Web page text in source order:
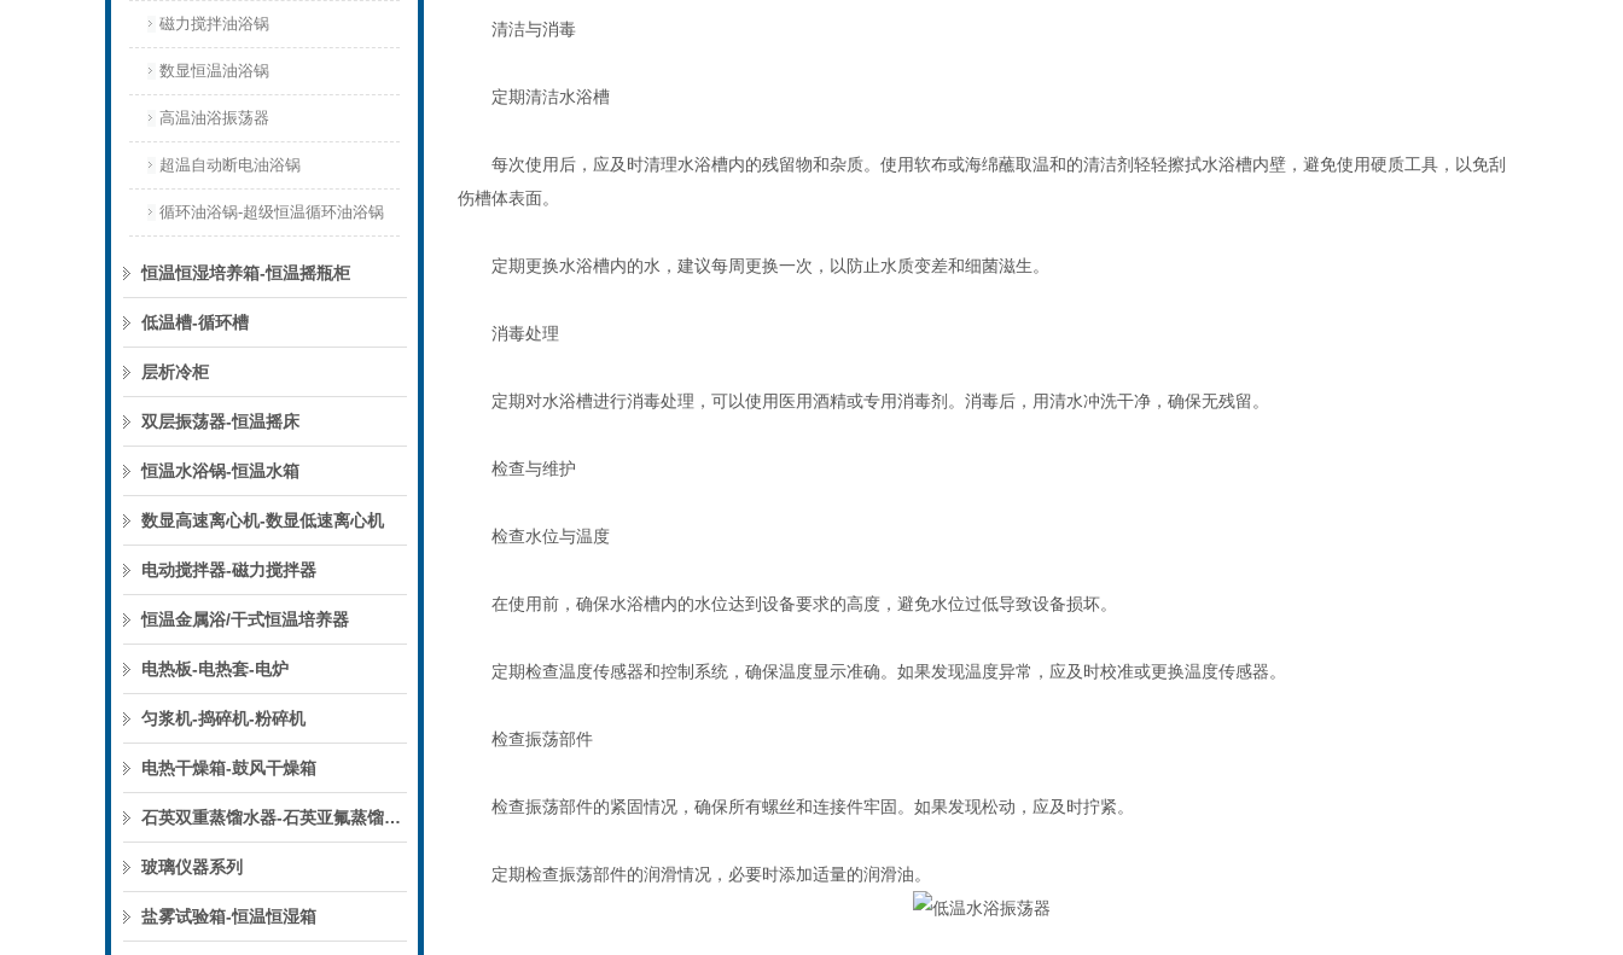
磁力搅拌油浴锅
数显恒温油浴锅
高温油浴振荡器
超温自动断电油浴锅
循环油浴锅-超级恒温循环油浴锅
恒温恒湿培养箱-恒温摇瓶柜
低温槽-循环槽
层析冷柜
双层振荡器-恒温摇床
恒温水浴锅-恒温水箱
数显高速离心机-数显低速离心机
电动搅拌器-磁力搅拌器
恒温金属浴/干式恒温培养器
电热板-电热套-电炉
匀浆机-捣碎机-粉碎机
电热干燥箱-鼓风干燥箱
石英双重蒸馏水器-石英亚氟蒸馏水器
玻璃仪器系列
盐雾试验箱-恒温恒湿箱
清洁与消毒
定期清洁水浴槽
每次使用后，应及时清理水浴槽内的残留物和杂质。使用软布或海绵蘸取温和的清洁剂轻轻擦拭水浴槽内壁，避免使用硬质工具，以免刮
伤槽体表面。
定期更换水浴槽内的水，建议每周更换一次，以防止水质变差和细菌滋生。
消毒处理
定期对水浴槽进行消毒处理，可以使用医用酒精或专用消毒剂。消毒后，用清水冲洗干净，确保无残留。
检查与维护
检查水位与温度
在使用前，确保水浴槽内的水位达到设备要求的高度，避免水位过低导致设备损坏。
定期检查温度传感器和控制系统，确保温度显示准确。如果发现温度异常，应及时校准或更换温度传感器。
检查振荡部件
检查振荡部件的紧固情况，确保所有螺丝和连接件牢固。如果发现松动，应及时拧紧。
定期检查振荡部件的润滑情况，必要时添加适量的润滑油。